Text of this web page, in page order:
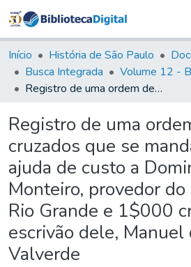
&
Coleções
Tudo na
Biblioteca
Início História de São Paulo
Busca Integrada
Registro de uma ordem de 3$000 cruzados que se manda dar de ajuda de custo a Domingos da Silva Monteiro, provedor do regimento do Rio Grande e 1$000 cruzados ao escrivão dele, Manuel de Aguiar Valverde
Registro de uma
cruzados que se
ajuda de custo a
Monteiro, provedor
Rio Grande e 1$000
escrivão dele,
Valverde